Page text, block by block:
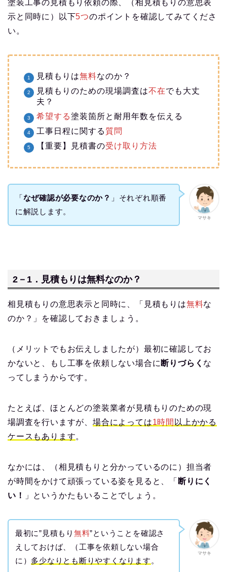
塗装工事の見積もり依頼の際、（相見積もりの意思表
示と同時に）以下5つのポイントを確認してみてくださ
い。
見積もりは無料なのか？
見積もりのための現場調査は不在でも大丈
夫？
希望する塗装箇所と耐用年数を伝える
工事日程に関する 質問
【重要】見積書の受け取り方法
マサキ
「なぜ確認が必要なのか？ 」それぞれ順番
に解説します。
2－1．見積もりは無料なのか？
相見積もりの意思表示と同時に、「見積もりは無料な
のか？」を確認しておきましょう。
（メリットでもお伝えしましたが）最初に確認してお
かないと、もし工事を依頼しない場合に 断りづらく な
ってしまうからです。
たとえば、ほとんどの塗装業者が見積もりのための現
場調査を行いますが、 場合によっては1時間 以上かかる
ケースもあります。
なかには、（相見積もりと分かっているのに）担当者
が時間をかけて頑張っている姿を見ると、「 断りにく
い！
」というかたもいることでしょう。
マサキ
最初に”見積もり 無料”ということを確認さ
えしておけば、（工事を依頼しない場合
に） 多少なりとも断りやすくな ります 。